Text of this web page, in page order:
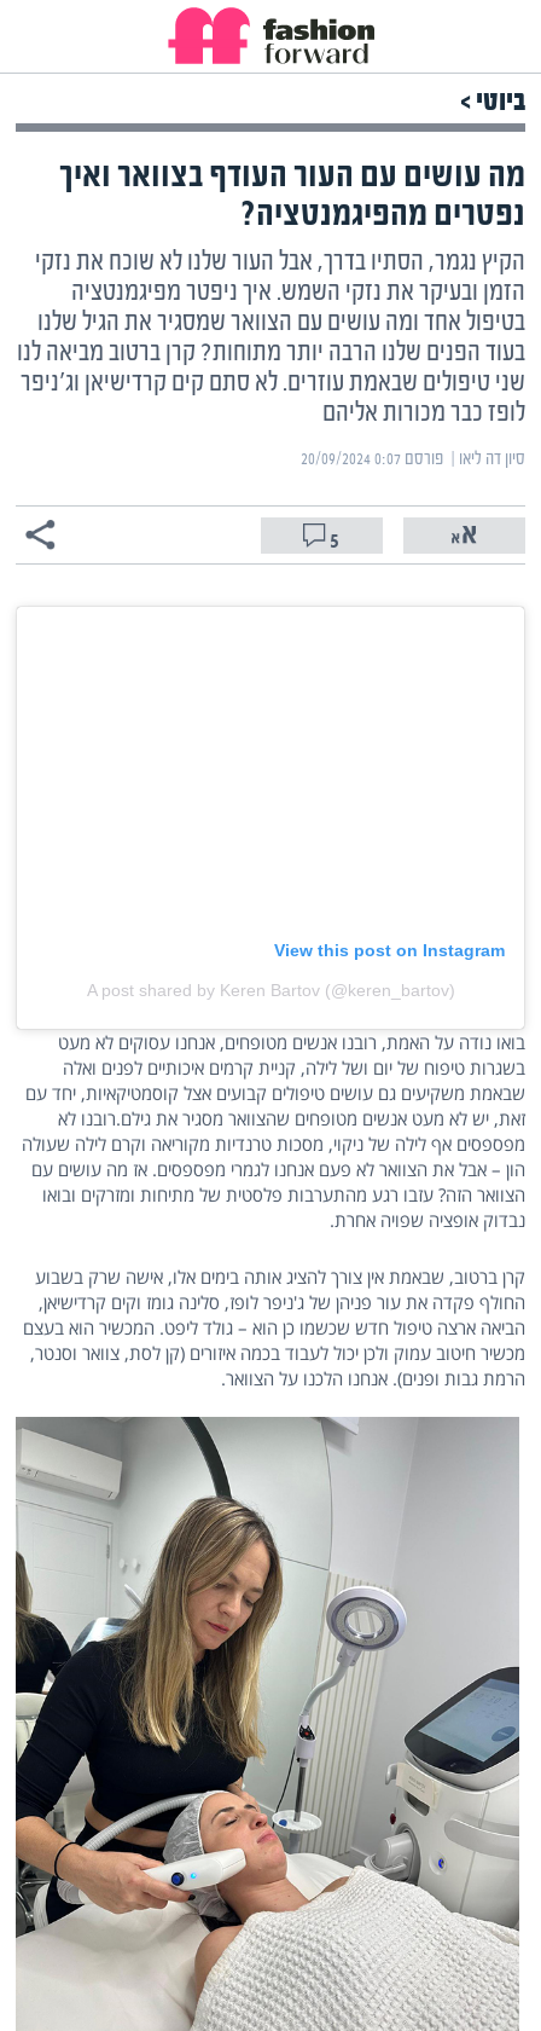
ביוטי >
מה עושים עם העור העודף בצוואר ואיך
נפטרים מהפיגמנטציה?
הקיץ נגמר, הסתיו בדרך, אבל העור שלנו לא שוכח את נזקי
הזמן ובעיקר את נזקי השמש. איך ניפטר מפיגמנטציה
בטיפול אחד ומה עושים עם הצוואר שמסגיר את הגיל שלנו
בעוד הפנים שלנו הרבה יותר מתוחות? קרן ברטוב מביאה לנו
שני טיפולים שבאמת עוזרים. לא סתם קים קרדישיאן וג'ניפר
לופז כבר מכורות אליהם
סיון דה ליאו | ‏פורסם ‎20/09/2024 0:07
5
View this post on Instagram
A post shared by Keren Bartov (@keren_bartov)
בואו נודה על האמת, רובנו אנשים מטופחים, אנחנו עסוקים לא מעט
בשגרות טיפוח של יום ושל לילה, קניית קרמים איכותיים לפנים ואלה
שבאמת משקיעים גם עושים טיפולים קבועים אצל קוסמטיקאיות, יחד עם
זאת, יש לא מעט אנשים מטופחים שהצוואר מסגיר את גילם.רובנו לא
מפספסים אף לילה של ניקוי, מסכות טרנדיות מקוריאה וקרם לילה שעולה
הון – אבל את הצוואר לא פעם אנחנו לגמרי מפספסים. אז מה עושים עם
הצוואר הזה? עזבו רגע מהתערבות פלסטית של מתיחות ומזרקים ובואו
נבדוק אופציה שפויה אחרת.
קרן ברטוב, שבאמת אין צורך להציג אותה בימים אלו, אישה שרק בשבוע
החולף פקדה את עור פניהן של ג'ניפר לופז, סלינה גומז וקים קרדישיאן,
הביאה ארצה טיפול חדש שכשמו כן הוא – גולד ליפט. המכשיר הוא בעצם
מכשיר חיטוב עמוק ולכן יכול לעבוד בכמה איזורים (קן לסת, צוואר וסנטר,
הרמת גבות ופנים). אנחנו הלכנו על הצוואר.